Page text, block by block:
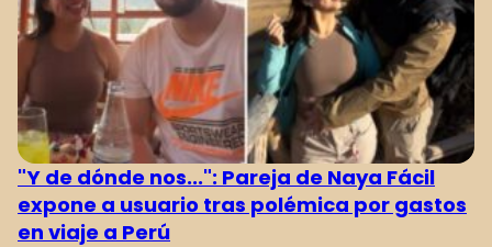
"Y de dónde nos...": Pareja de Naya Fácil
expone a usuario tras polémica por gastos
en viaje a Perú